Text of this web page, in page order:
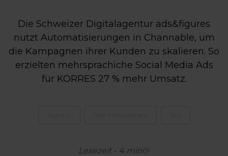
Die Schweizer Digitalagentur ads&figures
nutzt Automatisierungen in Channable, um
die Kampagnen ihrer Kunden zu skalieren. So
erzielten mehrsprachiche Social Media Ads
für KORRES 27 % mehr Umsatz.
Lesezeit - 4 min